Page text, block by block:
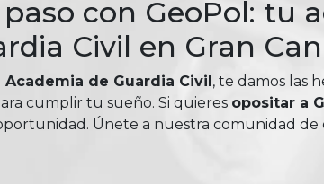
paso con GeoPol: tu
Civil en Gran
Academia de Guardia Civil, te damos las
cumplir tu sueño. Si quieres opositar a
Únete a nuestra comunidad de